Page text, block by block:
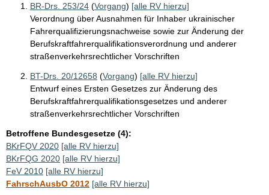
BR-Drs. 253/24 (Vorgang) [alle RV hierzu]
Verordnung über Ausnahmen für Inhaber ukrainischer
Fahrerqualifizierungsnachweise sowie zur Änderung der
Berufskraftfahrerqualifikationsverordnung und anderer
straßenverkehrsrechtlicher Vorschriften
BT-Drs. 20/12658 (Vorgang) [alle RV hierzu]
Entwurf eines Ersten Gesetzes zur Änderung des
Berufskraftfahrerqualifikationsgesetzes und anderer
straßenverkehrsrechtlicher Vorschriften
Betroffene Bundesgesetze (4):
BKrFQV 2020 [alle RV hierzu]
BKrFQG 2020 [alle RV hierzu]
FeV 2010 [alle RV hierzu]
FahrschAusbO 2012 [alle RV hierzu]